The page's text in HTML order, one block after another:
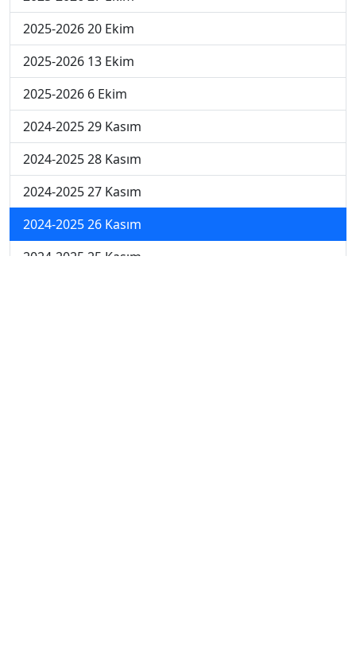
2025-2026 20 Ekim
2025-2026 13 Ekim
2025-2026 6 Ekim
2024-2025 29 Kasım
2024-2025 28 Kasım
2024-2025 27 Kasım
2024-2025 26 Kasım
2024-2025 25 Kasım